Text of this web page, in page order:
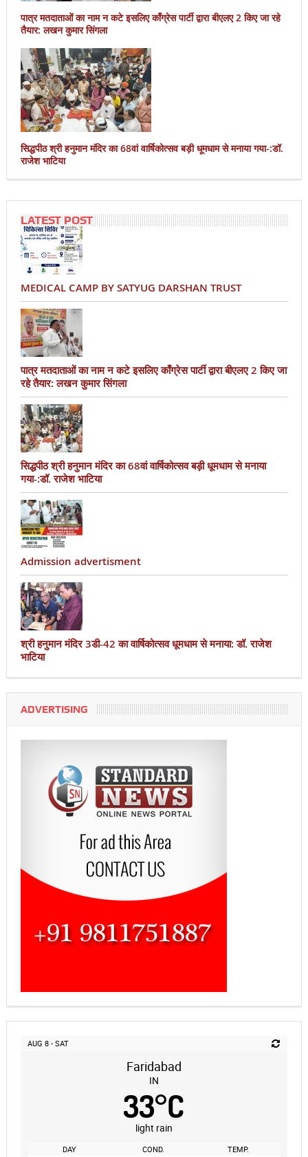
पात्र मतदाताओं का नाम न कटे इसलिए काँग्रेस पार्टी द्वारा बीएलए 2 किए जा रहे
तैयार: लखन कुमार सिंगला
सिद्धपीठ श्री हनुमान मंदिर का 68वां वार्षिकोत्सव बड़ी धूमधाम से मनाया गया-:डॉ.
राजेश भाटिया
LATEST POST
MEDICAL CAMP BY SATYUG DARSHAN TRUST
पात्र मतदाताओं का नाम न कटे इसलिए काँग्रेस पार्टी द्वारा बीएलए 2 किए जा
रहे तैयार: लखन कुमार सिंगला
सिद्धपीठ श्री हनुमान मंदिर का 68वां वार्षिकोत्सव बड़ी धूमधाम से मनाया
गया-:डॉ. राजेश भाटिया
Admission advertisment
श्री हनुमान मंदिर 3डी-42 का वार्षिकोत्सव धूमधाम से मनाया: डॉ. राजेश
भाटिया
ADVERTISING
AUG 8 - SAT
Faridabad
IN
33°C
light rain
DAY COND. TEMP.